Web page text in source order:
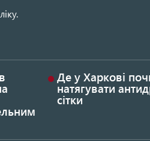
Де у Харкові
натягувати
сітки